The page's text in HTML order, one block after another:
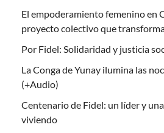
El empoderamiento femenino en
proyecto colectivo que
Por Fidel: Solidaridad y justicia
La Conga de Yunay ilumina las
(+Audio)
Centenario de Fidel: un líder y
viviendo